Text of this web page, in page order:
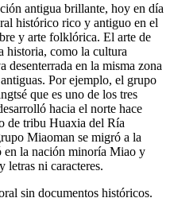
antigua brillante, hoy en día
histórico rico y antiguo en el
y arte folklórica. El arte de
historia, como la cultura
desenterrada en la misma zona
Por ejemplo, el grupo
que es uno de los tres
hacia el norte hace
de tribu Huaxia del Ría
Miaoman se migró a la
en la nación minoría Miao y
letras ni caracteres.
sin documentos históricos.